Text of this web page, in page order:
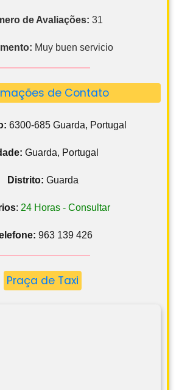
de Avaliações: 31
Muy buen servicio
de Contato
6300-685 Guarda, Portugal
Guarda, Portugal
Distrito: Guarda
: 24 Horas - Consultar
963 139 426
Praça de Taxi